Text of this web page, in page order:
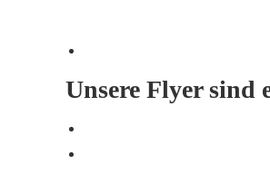
Unsere Flyer sind